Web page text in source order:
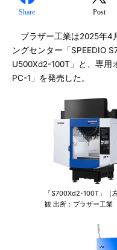
Share Post
ブラザー工業は2025年4
ングセンター「SPEEDIO
U500Xd2-100T」と、専用
PC-1」を発売した。
「S700Xd2-100T」（
観 出所：ブラザー工業